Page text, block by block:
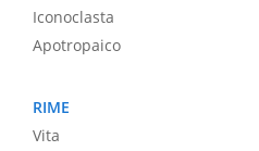
Iconoclasta
Apotropaico
RIME
Vita